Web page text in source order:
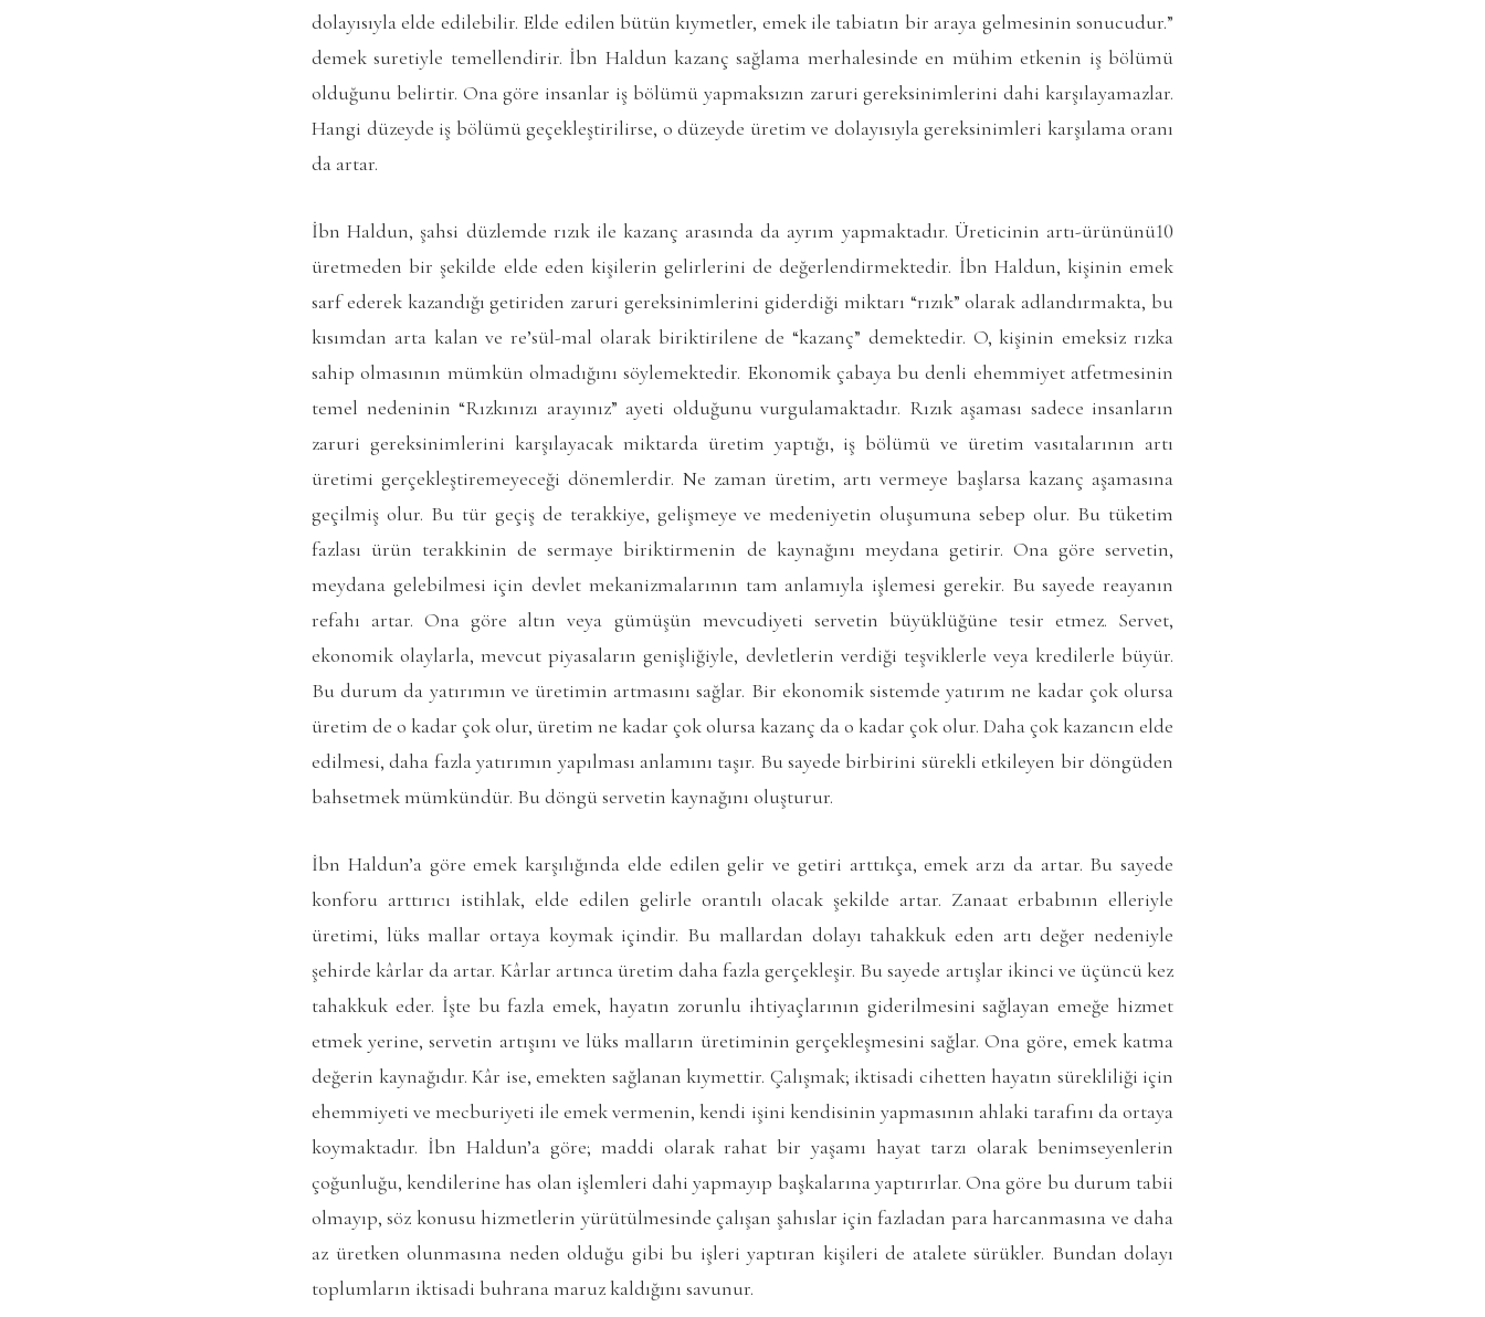
dolayısıyla elde edilebilir. Elde edilen bütün kıymetler, emek ile tabiatın bir araya gelmesinin sonucudur.”
demek suretiyle temellendirir. İbn Haldun kazanç sağlama merhalesinde en mühim etkenin iş bölümü
olduğunu belirtir. Ona göre insanlar iş bölümü yapmaksızın zaruri gereksinimlerini dahi karşılayamazlar.
Hangi düzeyde iş bölümü geçekleştirilirse, o düzeyde üretim ve dolayısıyla gereksinimleri karşılama oranı
da artar.
İbn Haldun, şahsi düzlemde rızık ile kazanç arasında da ayrım yapmaktadır. Üreticinin artı-ürününü10
üretmeden bir şekilde elde eden kişilerin gelirlerini de değerlendirmektedir. İbn Haldun, kişinin emek
sarf ederek kazandığı getiriden zaruri gereksinimlerini giderdiği miktarı “rızık” olarak adlandırmakta, bu
kısımdan arta kalan ve re’sül-mal olarak biriktirilene de “kazanç” demektedir. O, kişinin emeksiz rızka
sahip olmasının mümkün olmadığını söylemektedir. Ekonomik çabaya bu denli ehemmiyet atfetmesinin
temel nedeninin “Rızkınızı arayınız” ayeti olduğunu vurgulamaktadır. Rızık aşaması sadece insanların
zaruri gereksinimlerini karşılayacak miktarda üretim yaptığı, iş bölümü ve üretim vasıtalarının artı
üretimi gerçekleştiremeyeceği dönemlerdir. Ne zaman üretim, artı vermeye başlarsa kazanç aşamasına
geçilmiş olur. Bu tür geçiş de terakkiye, gelişmeye ve medeniyetin oluşumuna sebep olur. Bu tüketim
fazlası ürün terakkinin de sermaye biriktirmenin de kaynağını meydana getirir. Ona göre servetin,
meydana gelebilmesi için devlet mekanizmalarının tam anlamıyla işlemesi gerekir. Bu sayede reayanın
refahı artar. Ona göre altın veya gümüşün mevcudiyeti servetin büyüklüğüne tesir etmez. Servet,
ekonomik olaylarla, mevcut piyasaların genişliğiyle, devletlerin verdiği teşviklerle veya kredilerle büyür.
Bu durum da yatırımın ve üretimin artmasını sağlar. Bir ekonomik sistemde yatırım ne kadar çok olursa
üretim de o kadar çok olur, üretim ne kadar çok olursa kazanç da o kadar çok olur. Daha çok kazancın elde
edilmesi, daha fazla yatırımın yapılması anlamını taşır. Bu sayede birbirini sürekli etkileyen bir döngüden
bahsetmek mümkündür. Bu döngü servetin kaynağını oluşturur.
İbn Haldun’a göre emek karşılığında elde edilen gelir ve getiri arttıkça, emek arzı da artar. Bu sayede
konforu arttırıcı istihlak, elde edilen gelirle orantılı olacak şekilde artar. Zanaat erbabının elleriyle
üretimi, lüks mallar ortaya koymak içindir. Bu mallardan dolayı tahakkuk eden artı değer nedeniyle
şehirde kârlar da artar. Kârlar artınca üretim daha fazla gerçekleşir. Bu sayede artışlar ikinci ve üçüncü kez
tahakkuk eder. İşte bu fazla emek, hayatın zorunlu ihtiyaçlarının giderilmesini sağlayan emeğe hizmet
etmek yerine, servetin artışını ve lüks malların üretiminin gerçekleşmesini sağlar. Ona göre, emek katma
değerin kaynağıdır. Kâr ise, emekten sağlanan kıymettir. Çalışmak; iktisadi cihetten hayatın sürekliliği için
ehemmiyeti ve mecburiyeti ile emek vermenin, kendi işini kendisinin yapmasının ahlaki tarafını da ortaya
koymaktadır. İbn Haldun’a göre; maddi olarak rahat bir yaşamı hayat tarzı olarak benimseyenlerin
çoğunluğu, kendilerine has olan işlemleri dahi yapmayıp başkalarına yaptırırlar. Ona göre bu durum tabii
olmayıp, söz konusu hizmetlerin yürütülmesinde çalışan şahıslar için fazladan para harcanmasına ve daha
az üretken olunmasına neden olduğu gibi bu işleri yaptıran kişileri de atalete sürükler. Bundan dolayı
toplumların iktisadi buhrana maruz kaldığını savunur.